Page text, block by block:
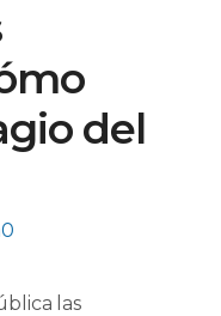
del
las